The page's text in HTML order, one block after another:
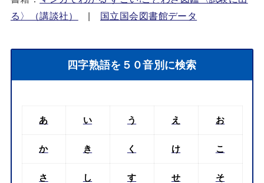
る〉（講談社）
| 国立国会図書館データ
四字熟語を５０音別に検索
あ い う え お
か き く け こ
さ し す せ そ